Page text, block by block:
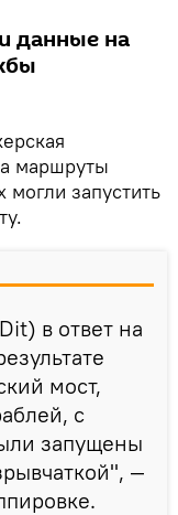
данные на
маршруты
могли запустить
в ответ на
мост,
с
запущены
—